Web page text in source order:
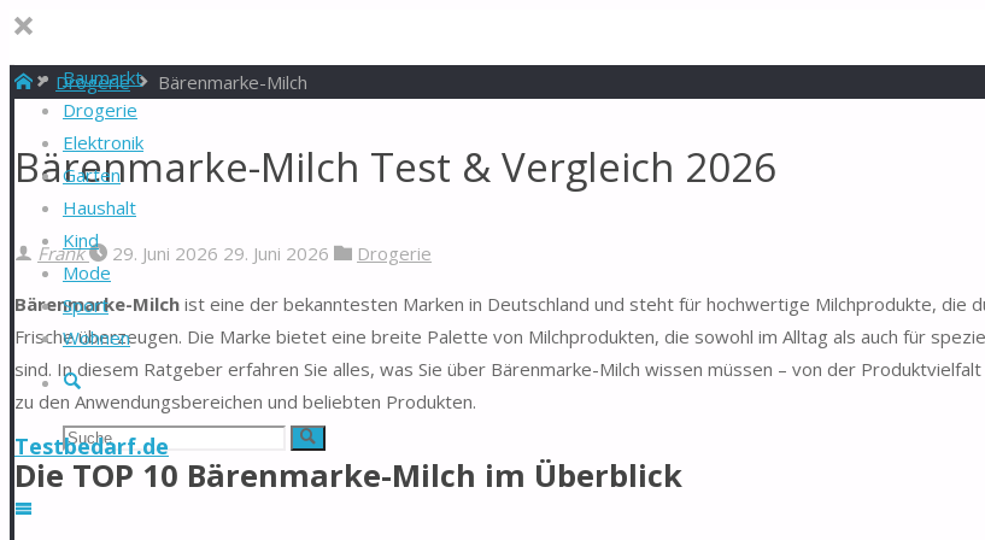
Baumarkt
Drogerie
Elektronik
Garten
Haushalt
Kind
Mode
Sport
Wohnen
Suche
Suchen
nach:
Suche
Testbedarf.de
StartDrogerie Bärenmarke-Milch
Bärenmarke-Milch Test & Vergleich 2026
Frank 29. Juni 2026 29. Juni 2026 Drogerie
Bärenmarke-Milch ist eine der bekanntesten Marken in Deutschland und steht für hochwertige Milchprodukte, die
Frische überzeugen. Die Marke bietet eine breite Palette von Milchprodukten, die sowohl im Alltag als auch für
sind. In diesem Ratgeber erfahren Sie alles, was Sie über Bärenmarke-Milch wissen müssen – von der
zu den Anwendungsbereichen und beliebten Produkten.
Die TOP 10 Bärenmarke-Milch im Überblick